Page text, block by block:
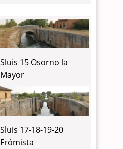
Sluis 15 Osorno la
Mayor
Sluis 17-18-19-20
Frómista